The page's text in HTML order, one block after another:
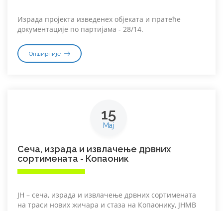
Израда пројекта изведенех објеката и пратеће
документације по партијама - 28/14.
Опширније
15
Мај
Сеча, израда и извлачење дрвних
сортимената - Копаоник
ЈН – сеча, израда и извлачење дрвних сортимената
на траси нових жичара и стаза на Копаонику, ЈНМВ